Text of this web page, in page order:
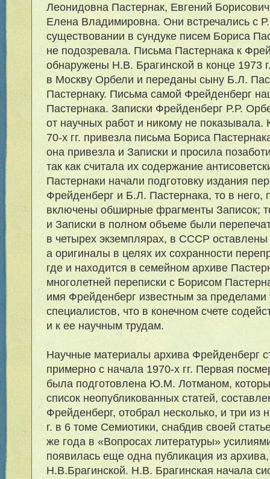
Леонидовна Пастернак, Евгений
Елена Владимировна. Они встречались с
существовании в сундуке писем Бориса
не подозревала. Письма Пастернака к
обнаружены Н.В. Брагинской в конце 1973
в Москву Орбели и переданы сыну Б.Л.
Пастернаку. Письма самой Фрейденберг
Пастернака. Записки Фрейденберг Р.Р.
от научных работ и никому не показывала.
70-х гг. привезла письма Бориса
она привезла и Записки и просила
так как считала их содержание
Пастернаки начали подготовку издания
Фрейденберг и Б.Л. Пастернака, то в
включены обширные фрагменты Записок;
и Записки в полном объеме были
в четырех экземплярах, в СССР
а оригиналы в целях их сохранности
где и находится в семейном архиве
многолетней переписки с Борисом
имя Фрейденберг известным за пределами
специалистов, что в конечном счете
и к ее научным трудам.
Научные материалы архива Фрейденберг
примерно с начала 1970-х гг. Первая
была подготовлена Ю.М. Лотманом,
список неопубликованных статей,
Фрейденберг, отобрал несколько, и три из
г. в 6 томе Семиотики, снабдив своей
же года в «Вопросах литературы»
появилась еще одна публикация из
Н.В.Брагинской. Н.В. Брагинская начала